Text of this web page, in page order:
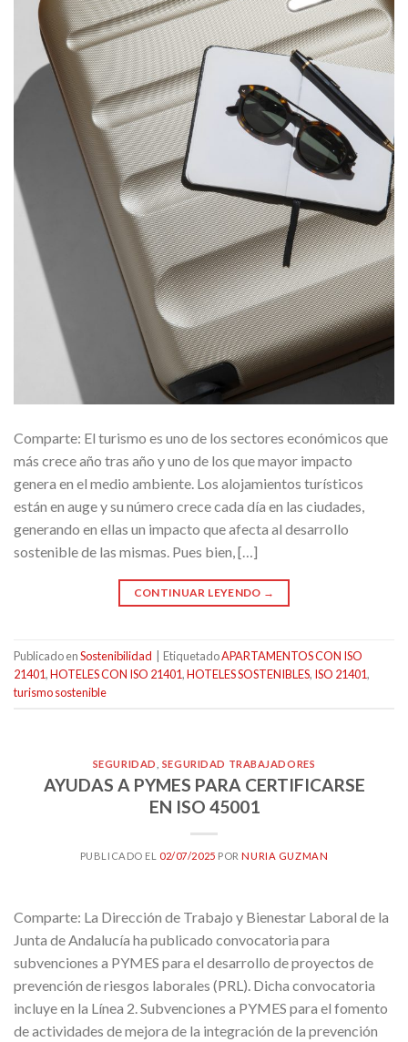
Comparte: El turismo es uno de los sectores económicos que
más crece año tras año y uno de los que mayor impacto
genera en el medio ambiente. Los alojamientos turísticos
están en auge y su número crece cada día en las ciudades,
generando en ellas un impacto que afecta al desarrollo
sostenible de las mismas. Pues bien, […]
CONTINUAR LEYENDO →
Publicado enSostenibilidad EtiquetadoAPARTAMENTOS CON ISO
21401,HOTELES CON ISO 21401,HOTELES SOSTENIBLES, ISO 21401,
turismo sostenible
SEGURIDAD SEGURIDAD TRABAJADORES
AYUDAS A PYMES PARA CERTIFICARSE
EN ISO 45001
PUBLICADO EL 02/07/2025 PORNURIA GUZMAN
Comparte: La Dirección de Trabajo y Bienestar Laboral de la
Junta de Andalucía ha publicado convocatoria para
subvenciones a PYMES para el desarrollo de proyectos de
prevención de riesgos laborales (PRL). Dicha convocatoria
incluye en la Línea 2. Subvenciones a PYMES para el fomento
de actividades de mejora de la integración de la prevención